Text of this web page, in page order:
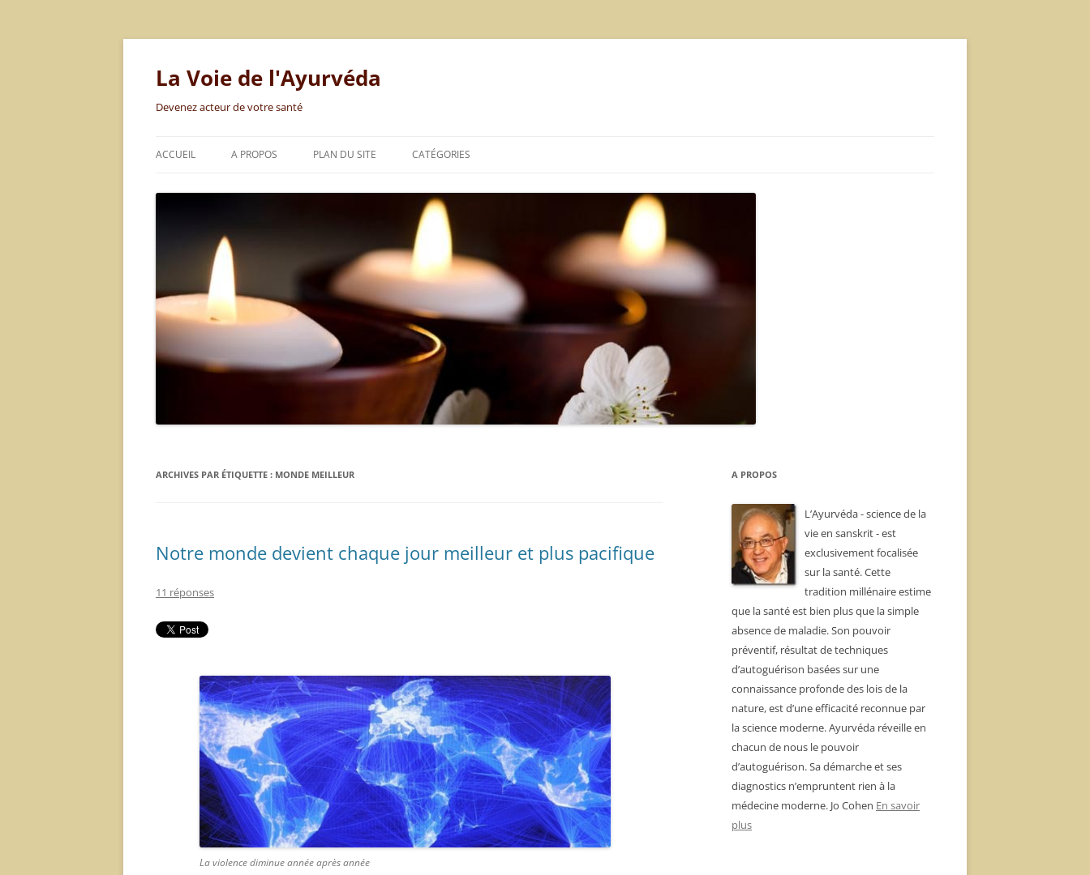
Aller
La Voie de l'Ayurvéda
Devenez acteur de votre santé
ACCUEIL A PROPOS PLAN DU SITE CATÉGORIES
ALIMENTATION
REPOS
LE POINT DE VUE DE L’AYURVÉDA
TECHNIQUES DE L’AYURVÉDA
THÉORIES
ARCHIVES PAR ÉTIQUETTE : MONDE MEILLEUR
Notre monde devient chaque jour meilleur et plus pacifique
11 réponses
La violence diminue année après année
A PROPOS
L’Ayurvéda - science de la
vie en sanskrit - est
exclusivement focalisée
sur la santé. Cette
tradition millénaire estime
que la santé est bien plus que la simple
absence de maladie. Son pouvoir
préventif, résultat de techniques
d’autoguérison basées sur une
connaissance profonde des lois de la
nature, est d’une efficacité reconnue par
la science moderne. Ayurvéda réveille en
chacun de nous le pouvoir
d’autoguérison. Sa démarche et ses
diagnostics n’empruntent rien à la
médecine moderne. Jo Cohen En savoir
plus